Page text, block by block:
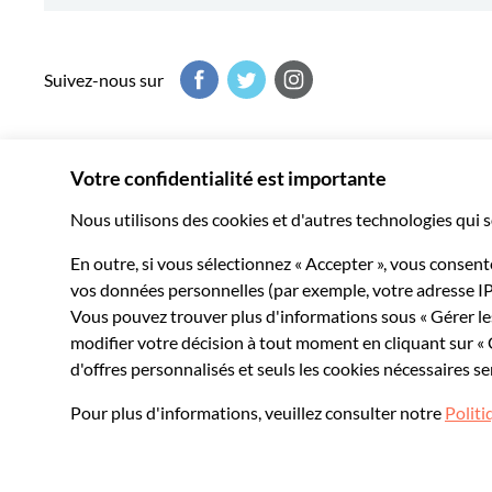
Suivez-nous sur
Musement vous fait vivre le meilleur de chaque